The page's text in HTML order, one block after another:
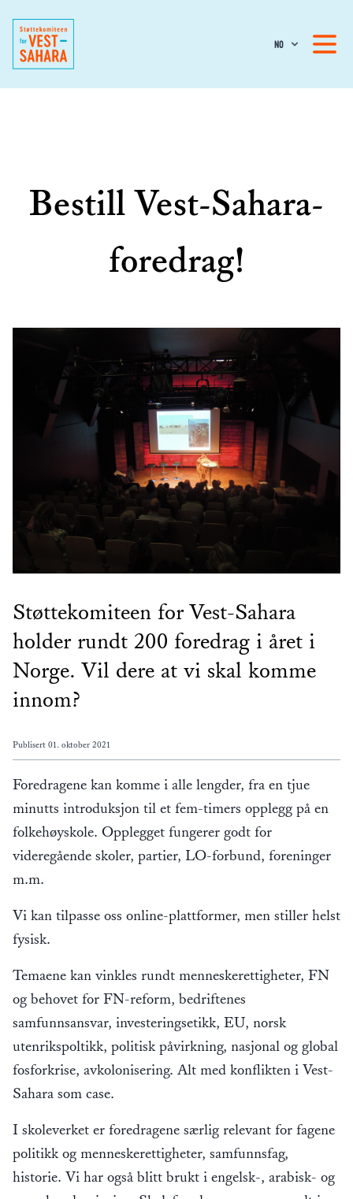
NO
Bestill Vest-Sahara-
foredrag!
Støttekomiteen for Vest-Sahara
holder rundt 200 foredrag i året i
Norge. Vil dere at vi skal komme
innom?
Publisert 01. oktober 2021
Foredragene kan komme i alle lengder, fra en tjue
minutts introduksjon til et fem-timers opplegg på en
folkehøyskole. Opplegget fungerer godt for
videregående skoler, partier, LO-forbund, foreninger
m.m.
Vi kan tilpasse oss online-plattformer, men stiller helst
fysisk.
Temaene kan vinkles rundt menneskerettigheter, FN
og behovet for FN-reform, bedriftenes
samfunnsansvar, investeringsetikk, EU, norsk
utenrikspoltikk, politisk påvirkning, nasjonal og global
fosforkrise, avkolonisering. Alt med konflikten i Vest-
Sahara som case.
I skoleverket er foredragene særlig relevant for fagene
politikk og menneskerettigheter, samfunnsfag,
historie. Vi har også blitt brukt i engelsk-, arabisk- og